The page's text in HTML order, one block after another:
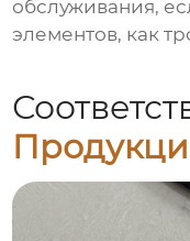
обслуживания,
элементов, как